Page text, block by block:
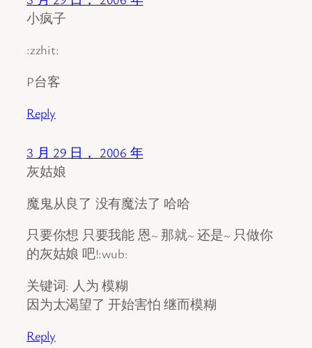
小疯子
:zzhit:
P台客
Reply
3 月 29 日， 2006 年
灰姑娘
魔鬼从良了 没有魔法了 哈哈
只要你想 只要我能 恩~ 那就~ 还是~ 只做你
的灰姑娘 吧!:wub:
关键词: 人为 模糊
因为太渴望了 开始害怕 继而模糊
Reply